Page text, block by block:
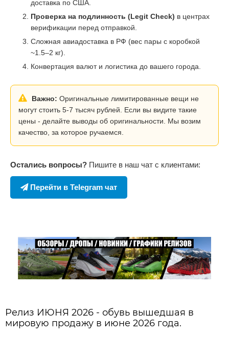
доставка по США.
Проверка на подлинность (Legit Check) в центрах
верификации перед отправкой.
Сложная авиадоставка в РФ (вес пары с коробкой
~1.5–2 кг).
Конвертация валют и логистика до вашего города.
Важно: Оригинальные лимитированные вещи не
могут стоить 5-7 тысяч рублей. Если вы видите такие
цены - делайте выводы об оригинальности. Мы возим
качество, за которое ручаемся.
Остались вопросы? Пишите в наш чат с клиентами:
Перейти в Telegram чат
Релиз ИЮНЯ 2026 - обувь вышедшая в
мировую продажу в июне 2026 года.